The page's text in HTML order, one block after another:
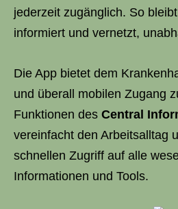
jederzeit zugänglich. So
informiert und vernetzt,
Die App bietet dem
und überall mobilen Zugang
Funktionen des Central
vereinfacht den Arbeitsalltag
schnellen Zugriff auf alle
Informationen und Tools.